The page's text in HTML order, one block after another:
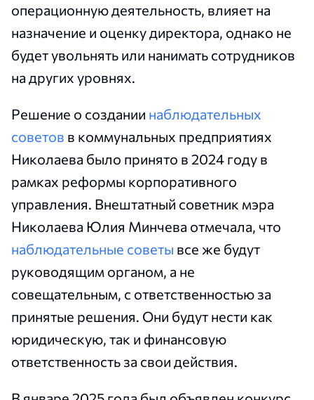
операционную деятельность, влияет на
назначение и оценку директора, однако не
будет увольнять или нанимать сотрудников
на других уровнях.
Решение о создании наблюдательных
советов в коммунальных предприятиях
Николаева было принято в 2024 году в
рамках реформы корпоративного
управления. Внештатный советник мэра
Николаева Юлия Минчева отмечала, что
наблюдательные советы все же будут
руководящим органом, а не
совещательным, с ответственностью за
принятые решения. Они будут нести как
юридическую, так и финансовую
ответственность за свои действия.